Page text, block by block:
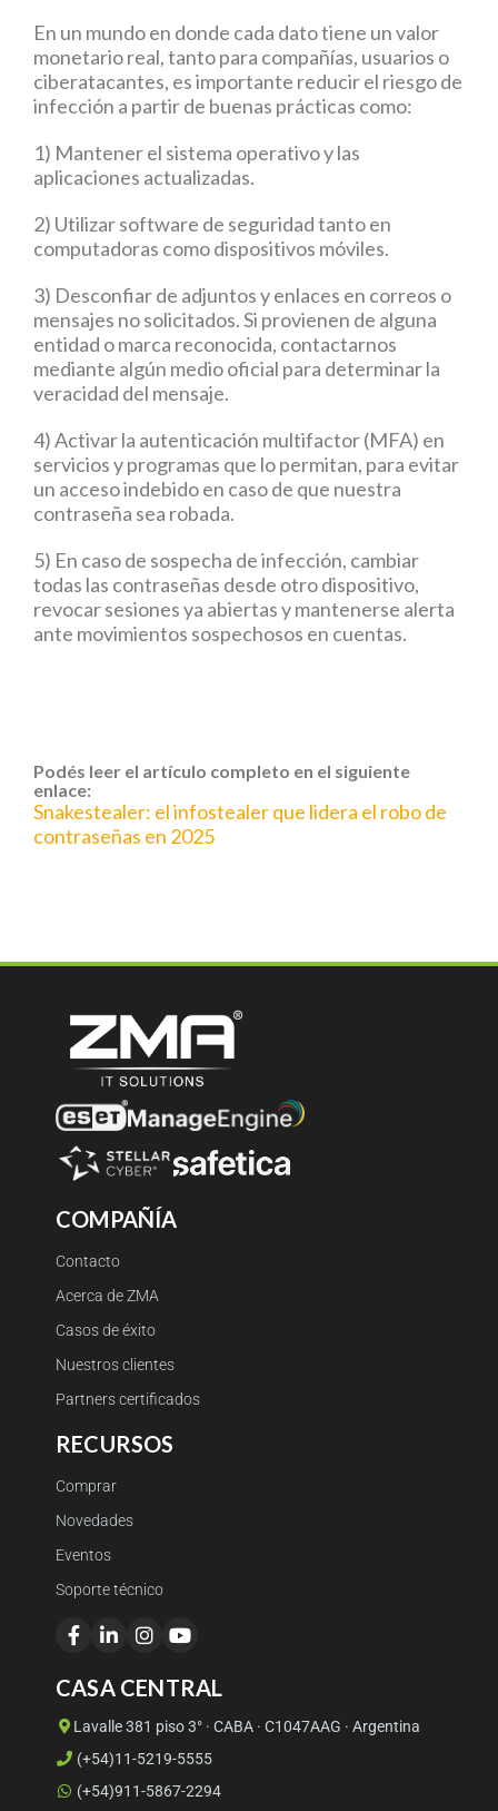
En un mundo en donde cada dato tiene un valor
monetario real, tanto para compañías, usuarios o
ciberatacantes, es importante reducir el riesgo de
infección a partir de buenas prácticas como:
1) Mantener el sistema operativo y las
aplicaciones actualizadas.
2) Utilizar software de seguridad tanto en
computadoras como dispositivos móviles.
3) Desconfiar de adjuntos y enlaces en correos o
mensajes no solicitados. Si provienen de alguna
entidad o marca reconocida, contactarnos
mediante algún medio oficial para determinar la
veracidad del mensaje.
4) Activar la autenticación multifactor (MFA) en
servicios y programas que lo permitan, para evitar
un acceso indebido en caso de que nuestra
contraseña sea robada.
5) En caso de sospecha de infección, cambiar
todas las contraseñas desde otro dispositivo,
revocar sesiones ya abiertas y mantenerse alerta
ante movimientos sospechosos en cuentas.
Podés leer el artículo completo en el siguiente
enlace:
Snakestealer: el infostealer que lidera el robo de
contraseñas en 2025
COMPAÑÍA
Contacto
Acerca de ZMA
Casos de éxito
Nuestros clientes
Partners certificados
RECURSOS
Comprar
Novedades
Eventos
Soporte técnico
CASA CENTRAL
Lavalle 381 piso 3° · CABA · C1047AAG · Argentina
(+54)11-5219-5555
(+54)911-5867-2294